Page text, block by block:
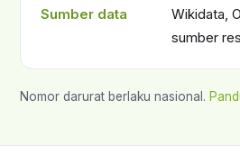
Sumber data
Wikidata,
sumber
Nomor darurat berlaku nasional.